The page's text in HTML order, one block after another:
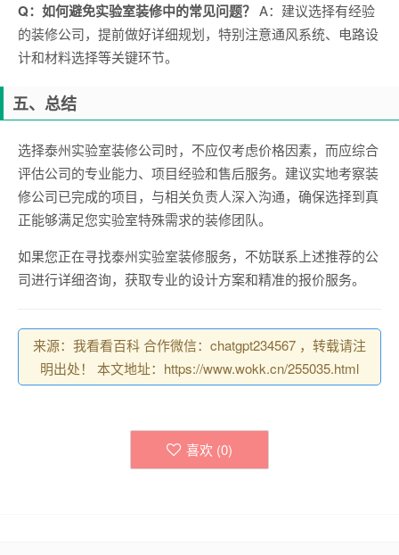
Q：如何避免实验室装修中的常见问题？ A：建议选择有经验
的装修公司，提前做好详细规划，特别注意通风系统、电路设
计和材料选择等关键环节。
五、总结
选择泰州实验室装修公司时，不应仅考虑价格因素，而应综合
评估公司的专业能力、项目经验和售后服务。建议实地考察装
修公司已完成的项目，与相关负责人深入沟通，确保选择到真
正能够满足您实验室特殊需求的装修团队。
如果您正在寻找泰州实验室装修服务，不妨联系上述推荐的公
司进行详细咨询，获取专业的设计方案和精准的报价服务。
来源：我看看百科 合作微信：chatgpt234567 ，转载请注
明出处！ 本文地址：https://www.wokk.cn/255035.html
喜欢 (0)